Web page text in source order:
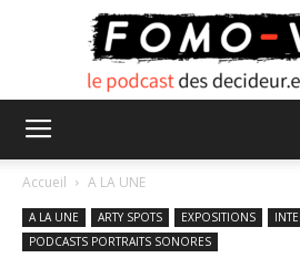
Accueil A LA UNE
A LA UNE ARTY SPOTS EXPOSITIONS
PODCASTS PORTRAITS SONORES